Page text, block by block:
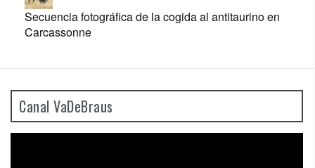
Secuencia fotográfica de la cogida al antitaurino en
Carcassonne
Canal VaDeBraus